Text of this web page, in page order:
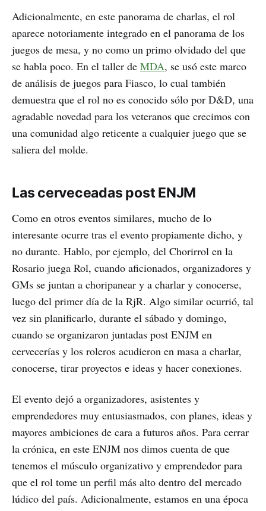
Adicionalmente, en este panorama de charlas, el rol
aparece notoriamente integrado en el panorama de los
juegos de mesa, y no como un primo olvidado del que
se habla poco. En el taller de MDA, se usó este marco
de análisis de juegos para Fiasco, lo cual también
demuestra que el rol no es conocido sólo por D&D, una
agradable novedad para los veteranos que crecimos con
una comunidad algo reticente a cualquier juego que se
saliera del molde.
Las cerveceadas post ENJM
Como en otros eventos similares, mucho de lo
interesante ocurre tras el evento propiamente dicho, y
no durante. Hablo, por ejemplo, del Chorirrol en la
Rosario juega Rol, cuando aficionados, organizadores y
GMs se juntan a choripanear y a charlar y conocerse,
luego del primer día de la RjR. Algo similar ocurrió, tal
vez sin planificarlo, durante el sábado y domingo,
cuando se organizaron juntadas post ENJM en
cervecerías y los roleros acudieron en masa a charlar,
conocerse, tirar proyectos e ideas y hacer conexiones.
El evento dejó a organizadores, asistentes y
emprendedores muy entusiasmados, con planes, ideas y
mayores ambiciones de cara a futuros años. Para cerrar
la crónica, en este ENJM nos dimos cuenta de que
tenemos el músculo organizativo y emprendedor para
que el rol tome un perfil más alto dentro del mercado
lúdico del país. Adicionalmente, estamos en una época